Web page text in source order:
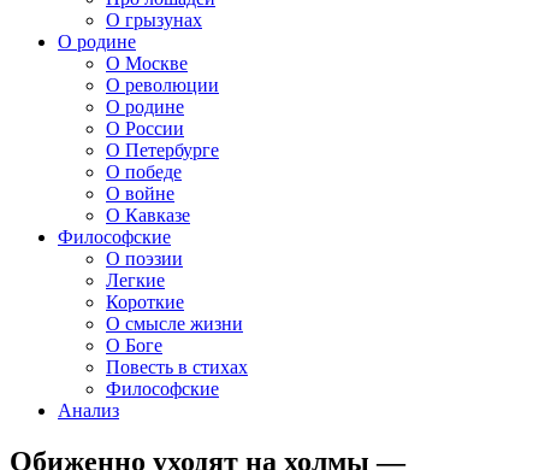
О грызунах
О родине
О Москве
О революции
О родине
О России
О Петербурге
О победе
О войне
О Кавказе
Философские
О поэзии
Легкие
Короткие
О смысле жизни
О Боге
Повесть в стихах
Философские
Анализ
Обиженно уходят на холмы —